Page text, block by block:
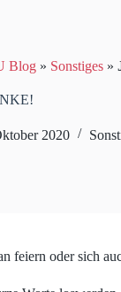
Blog » Sonstiges »
2020
feiern oder sich